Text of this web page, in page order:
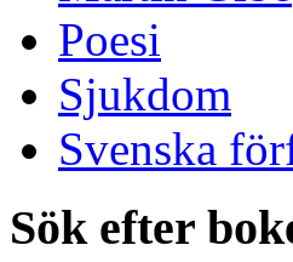
Lyrik
Martin Gibe